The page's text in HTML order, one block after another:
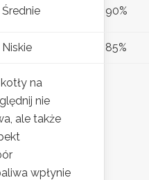
Średnie 90%
Niskie 85%
na
nie
ale także
wpłynie